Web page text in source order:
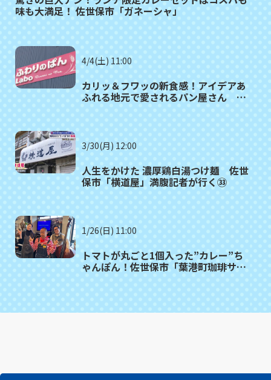
味も大満足！ 佐世保市「ガネーシャ」
4/4(土) 11:00
カリッ＆フワッの新食感！アイデアあ
ふれる地元で愛されるパン屋さん 佐
3/30(月) 12:00
人生をかけた 濃厚鶏白湯つけ麺 佐世
保市「横道屋」満腹記者が行く㉝
1/26(日) 11:00
トマトが丸ごと1個入った”カレー”ち
ゃんぽん！佐世保市「葉港町珈琲サセ